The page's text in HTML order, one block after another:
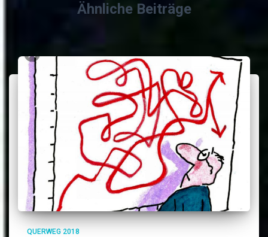
Ähnliche Beiträge
QUERWEG 2018